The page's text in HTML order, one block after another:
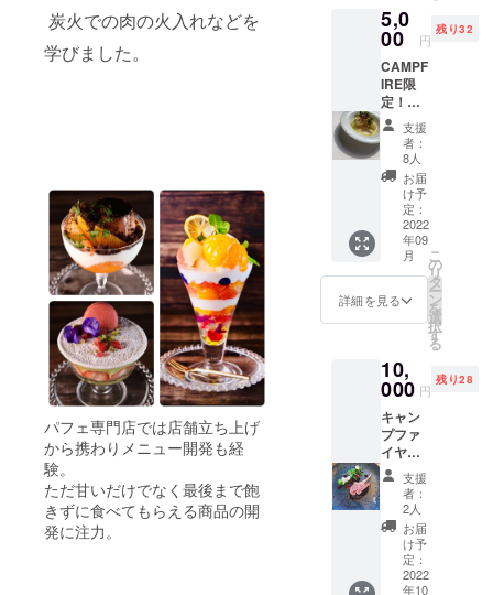
炭火での肉の火入れなどを
学びました。
パフェ専門店では店舗立ち上げ
から携わりメニュー開発も経
験。
ただ甘いだけでなく最後まで飽
きずに食べてもらえる商品の開
発に注力。
うちの
毎週月
曜日と
日曜日
の14時
～17時
[ご利用
方法］
・ご利
用日の1
週間前
までの
ご予約
にてご
利用頂
けま
す。当
なりま
す。 ・
後お電
話にて
ご予約
を承り
ます。
ご予約
の際に
お名前
と注文
IDをお
ルド
ラッ
シュの
冷製ポ
ター
ジュ ・
瀬戸内
六穀豚
のロー
スト ・
クレー
ムダン
ジュ ・
珈琲or
紅茶 [有
効期
限］
2023年
3月15日
[ご利用
方法］
・ご予
約にて
ご利用
頂けま
す。当
日のご
利用は
お控え
くださ
5,0
00 円
残り32
CAMPF
IRE限
定！
ディ
ナー
5000円
コース
お食事
チケッ
トをお
送りい
たしま
す。
例） ・
焼茄子
と鯵の
ヌ ・夏
野菜の
ガスパ
チョ
燻製し
たムー
ル貝 ・
季節の
ラビオ
リ ・瀬
戸内六
穀豚の
ロース
支援
者：
8人
お届
け予
定：
2022
年09
月
詳細を見る
こ
の
リ
タ
ー
ン
を
選
択
す
る
10,
000 円
残り28
キャン
プファ
イヤー
支援者
様限定
オリジ
ナル
コー
ス！
例） ・
支援
者：
2人
お届
け予
定：
2022
年10